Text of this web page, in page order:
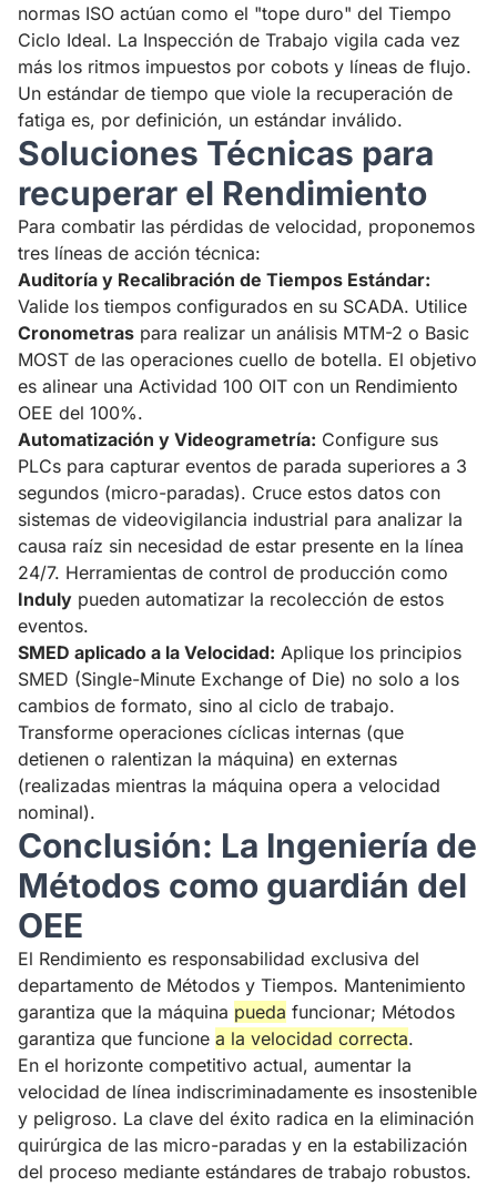
normas ISO actúan como el "tope duro" del Tiempo
Ciclo Ideal. La Inspección de Trabajo vigila cada vez
más los ritmos impuestos por cobots y líneas de flujo.
Un estándar de tiempo que viole la recuperación de
fatiga es, por definición, un estándar inválido.
Soluciones Técnicas para
recuperar el Rendimiento
Para combatir las pérdidas de velocidad, proponemos
tres líneas de acción técnica:
Auditoría y Recalibración de Tiempos Estándar:
Valide los tiempos configurados en su SCADA. Utilice
Cronometras para realizar un análisis MTM-2 o Basic
MOST de las operaciones cuello de botella. El objetivo
es alinear una Actividad 100 OIT con un Rendimiento
OEE del 100%.
Automatización y Videogrametría: Configure sus
PLCs para capturar eventos de parada superiores a 3
segundos (micro-paradas). Cruce estos datos con
sistemas de videovigilancia industrial para analizar la
causa raíz sin necesidad de estar presente en la línea
24/7. Herramientas de control de producción como
Induly pueden automatizar la recolección de estos
eventos.
SMED aplicado a la Velocidad: Aplique los principios
SMED (Single-Minute Exchange of Die) no solo a los
cambios de formato, sino al ciclo de trabajo.
Transforme operaciones cíclicas internas (que
detienen o ralentizan la máquina) en externas
(realizadas mientras la máquina opera a velocidad
nominal).
Conclusión: La Ingeniería de
Métodos como guardián del
OEE
El Rendimiento es responsabilidad exclusiva del
departamento de Métodos y Tiempos. Mantenimiento
garantiza que la máquina pueda funcionar; Métodos
garantiza que funcione a la velocidad correcta.
En el horizonte competitivo actual, aumentar la
velocidad de línea indiscriminadamente es insostenible
y peligroso. La clave del éxito radica en la eliminación
quirúrgica de las micro-paradas y en la estabilización
del proceso mediante estándares de trabajo robustos.